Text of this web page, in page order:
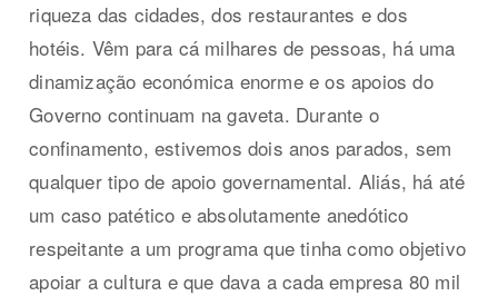
riqueza das cidades, dos restaurantes e dos
hotéis. Vêm para cá milhares de pessoas, há uma
dinamização económica enorme e os apoios do
Governo continuam na gaveta. Durante o
confinamento, estivemos dois anos parados, sem
qualquer tipo de apoio governamental. Aliás, há até
um caso patético e absolutamente anedótico
respeitante a um programa que tinha como objetivo
apoiar a cultura e que dava a cada empresa 80 mil